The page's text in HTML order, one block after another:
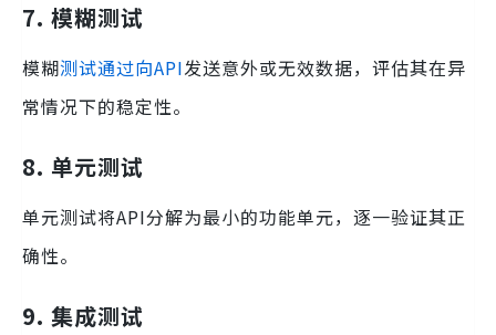
7. 模糊测试
模糊测试通过向API发送意外或无效数据，评估其在异
常情况下的稳定性。
8. 单元测试
单元测试将API分解为最小的功能单元，逐一验证其正
确性。
9. 集成测试